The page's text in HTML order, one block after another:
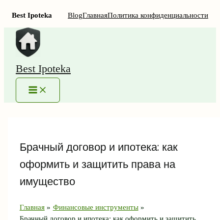
Best Ipoteka BlogГлавнаяПолитика конфиденциальности
Перейти
содержимому
Best Ipoteka
MAIN
MENU
Брачный договор и ипотека: как
оформить и защитить права на
имущество
Главная
Финансовые инструменты